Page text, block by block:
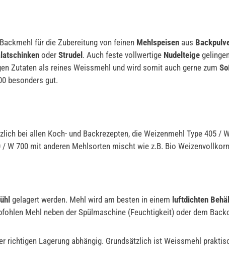
für die Zubereitung von feinen Mehlspeisen aus
oder Strudel. Auch feste vollwertige Nudelteige
Zutaten als reines Weissmehl und wird somit auch gerne zum
besonders gut.
bei allen Koch- und Backrezepten, die Weizenmehl Type 405
W 700 mit anderen Mehlsorten mischt wie z.B. Bio
gelagert werden. Mehl wird am besten in einem luftdichten
Mehl neben der Spülmaschine (Feuchtigkeit) oder dem
richtigen Lagerung abhängig. Grundsätzlich ist Weissmehl